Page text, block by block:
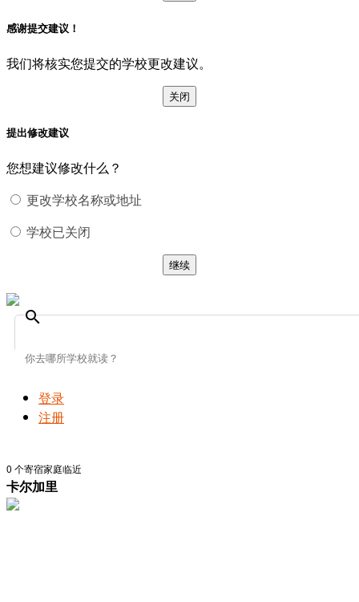
感谢提交建议！
我们将核实您提交的学校更改建议。
关闭
提出修改建议
您想建议修改什么？
更改学校名称或地址
学校已关闭
继续
search
登录
注册
0 个寄宿家庭临近
卡尔加里